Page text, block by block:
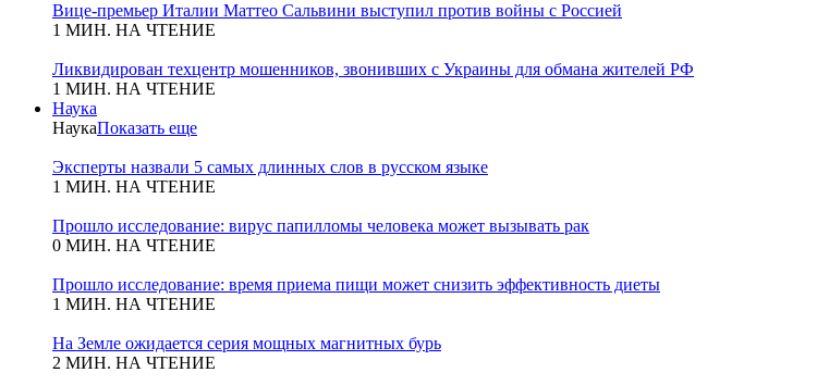
Вице-премьер Италии Маттео Сальвини выступил против войны с Россией
1 МИН. НА ЧТЕНИЕ
Ликвидирован техцентр мошенников, звонивших с Украины для обмана жителей РФ
1 МИН. НА ЧТЕНИЕ
Наука
НаукаПоказать еще
Эксперты назвали 5 самых длинных слов в русском языке
1 МИН. НА ЧТЕНИЕ
Прошло исследование: вирус папилломы человека может вызывать рак
0 МИН. НА ЧТЕНИЕ
Прошло исследование: время приема пищи может снизить эффективность диеты
1 МИН. НА ЧТЕНИЕ
На Земле ожидается серия мощных магнитных бурь
2 МИН. НА ЧТЕНИЕ